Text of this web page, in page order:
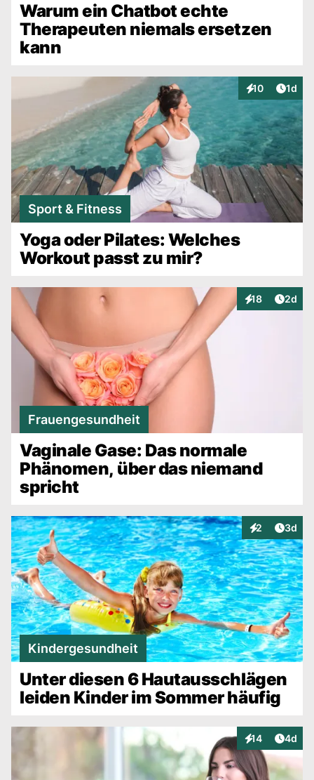
Warum ein Chatbot echte
Therapeuten niemals ersetzen
kann
10
Interaktionen
1d
Sport & Fitness
Yoga oder Pilates: Welches
Workout passt zu mir?
18
Interaktionen
2d
Frauengesundheit
Vaginale Gase: Das normale
Phänomen, über das niemand
spricht
2
Interaktionen
3d
Kindergesundheit
Unter diesen 6 Hautausschlägen
leiden Kinder im Sommer häufig
14
Interaktionen
4d